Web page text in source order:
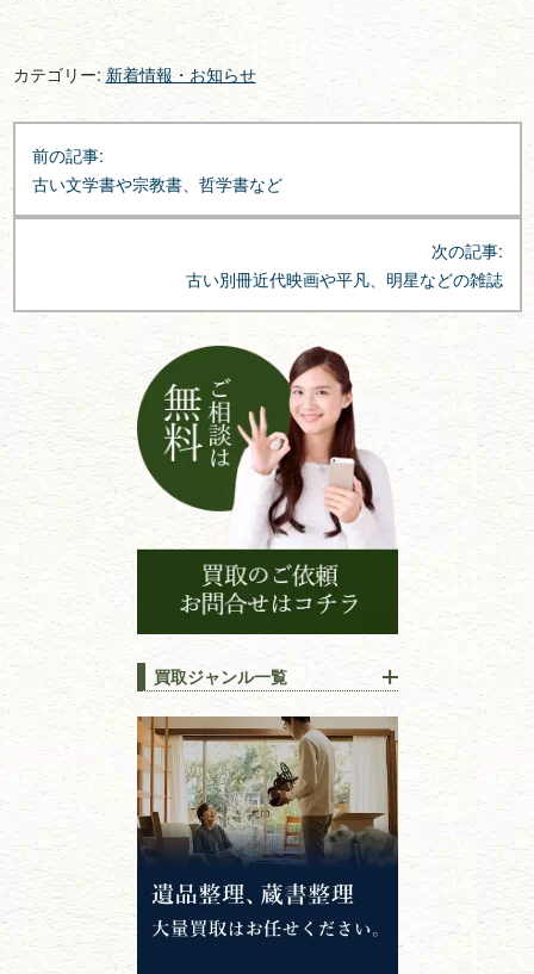
カテゴリー: 新着情報・お知らせ
投
稿
ナ
ビ
前の記事:
古い文学書や宗教書、哲学書など
次の記事:
古い別冊近代映画や平凡、明星などの雑誌
買取ジャンル一覧
江戸時代の書物
唐本・漢籍・
中国書物・朝鮮本
錦絵・浮世絵・版画・刷り物
専門書・ 学術書
哲学書・思想書